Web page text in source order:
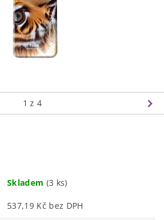
1 z 4
Skladem (3 ks)
537,19 Kč bez DPH